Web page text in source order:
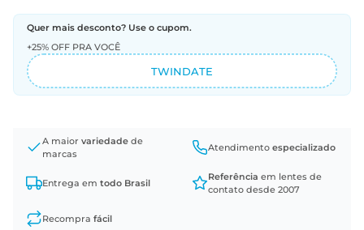
Quer mais desconto? Use o cupom.
+25% OFF PRA VOCÊ
TWINDATE
A maior variedade de
marcas
Atendimento especializado
Entrega em todo Brasil
Referência em lentes de
contato desde 2007
Recompra fácil